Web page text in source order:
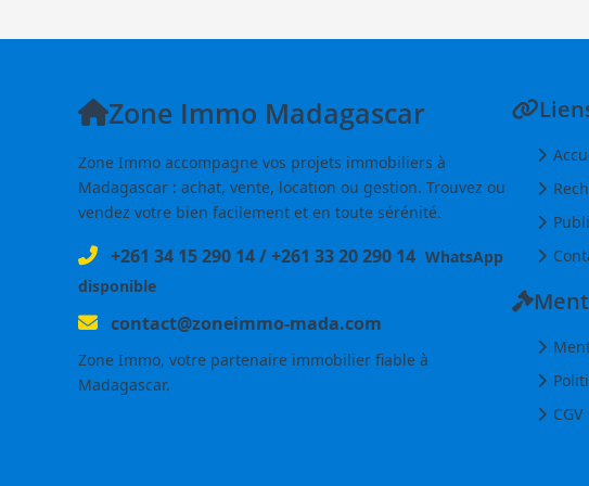
Zone Immo Madagascar
Zone Immo accompagne vos projets immobiliers à
Madagascar : achat, vente, location ou gestion. Trouvez ou
vendez votre bien facilement et en toute sérénité.
+261 34 15 290 14/+261 33 20 290 14 WhatsApp
disponible
contact@zoneimmo-mada.com
Zone Immo, votre partenaire immobilier fiable à
Madagascar.
CGV